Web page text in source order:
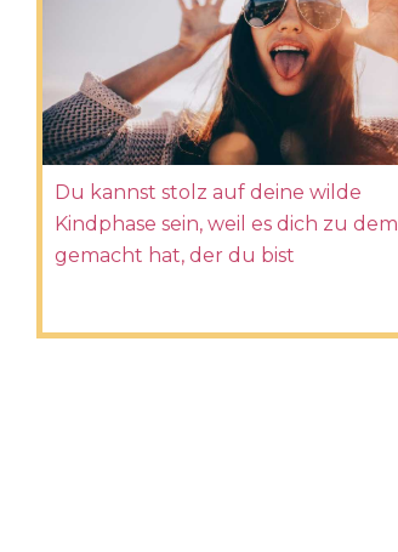
Du kannst stolz auf deine wilde
Kindphase sein, weil es dich zu dem
gemacht hat, der du bist